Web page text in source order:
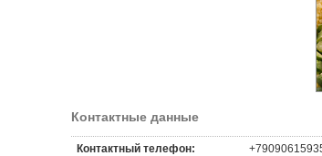
Контактные данные
Контактный телефон: